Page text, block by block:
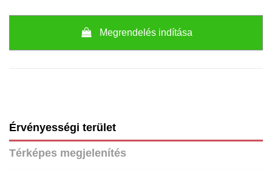
Megrendelés indítása
Érvényességi terület
Térképes megjelenítés